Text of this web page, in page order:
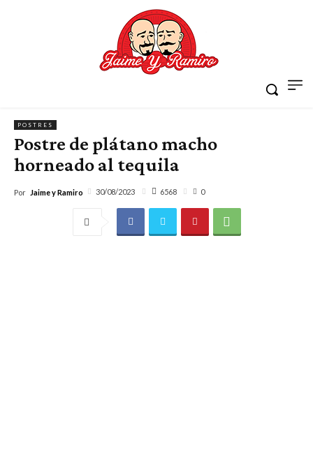
POSTRES
Postre de plátano macho
horneado al tequila
Por Jaime y Ramiro 30/08/2023 6568 0